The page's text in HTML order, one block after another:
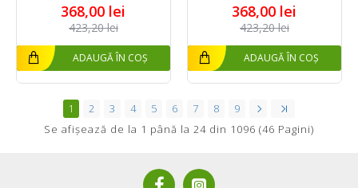
368,00 lei
423,20 lei
ADAUGĂ ÎN COȘ
368,00 lei
423,20 lei
ADAUGĂ ÎN COȘ
1 2 3 4 5 6 7 8
9
Se afişează de la 1 până la 24 din 1096 (46 Pagini)